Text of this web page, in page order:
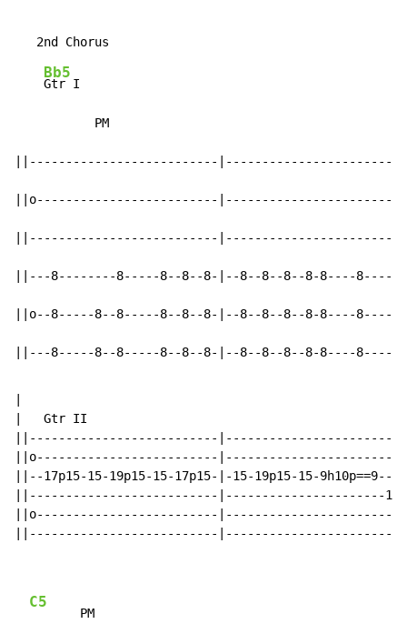
Bb5
Gtr I
           PM
||--------------------------
||o-------------------------
||--------------------------
||---8--------8-----8--8--8-|--8--8--8--8-8----8----
||o--8-----8--8-----8--8--8-|--8--8--8--8-8----8----
||---8-----8--8-----8--8--8-|--8--8--8--8-8----8----
|   Gtr II
||--------------------------
||o-------------------------
||--17p15-15-19p15-15-17p15-|-15-19p15-15-
||--------------------------|----------------------
||o-------------------------
||--------------------------
C5
       PM